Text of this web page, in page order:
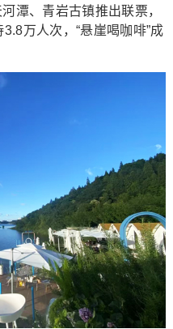
潭、青岩古镇推出联票，
万人次，“悬崖喝咖啡”成